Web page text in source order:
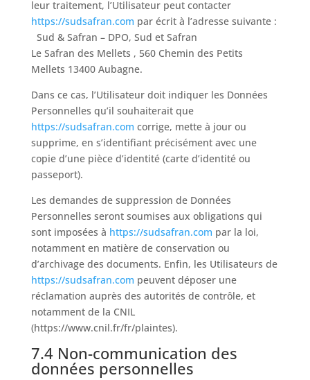
leur traitement, l’Utilisateur peut contacter
https://sudsafran.com par écrit à l’adresse suivante :
Sud & Safran – DPO, Sud et Safran
Le Safran des Mellets , 560 Chemin des Petits
Mellets 13400 Aubagne.
Dans ce cas, l’Utilisateur doit indiquer les Données
Personnelles qu’il souhaiterait que
https://sudsafran.com corrige, mette à jour ou
supprime, en s’identifiant précisément avec une
copie d’une pièce d’identité (carte d’identité ou
passeport).
Les demandes de suppression de Données
Personnelles seront soumises aux obligations qui
sont imposées à https://sudsafran.com par la loi,
notamment en matière de conservation ou
d’archivage des documents. Enfin, les Utilisateurs de
https://sudsafran.com peuvent déposer une
réclamation auprès des autorités de contrôle, et
notamment de la CNIL
(https://www.cnil.fr/fr/plaintes).
7.4 Non-communication des
données personnelles